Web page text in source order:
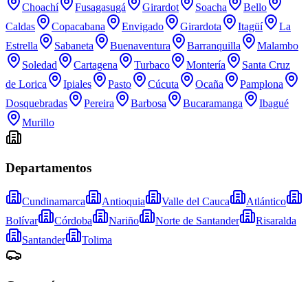
Choachí
Fusagasugá Girardot Soacha
Bello
Caldas
Copacabana Envigado Girardota Itagüí
La
Estrella
Sabaneta Buenaventura Barranquilla
Malambo
Soledad
Cartagena Turbaco Montería
Santa Cruz
de Lorica
Ipiales Pasto Cúcuta Ocaña
Pamplona
Dosquebradas
Pereira Barbosa Bucaramanga
Ibagué
Murillo
Departamentos
Cundinamarca Antioquia Valle del Cauca
Atlántico
Bolívar
Córdoba Nariño Norte de Santander
Risaralda
Santander
Tolima